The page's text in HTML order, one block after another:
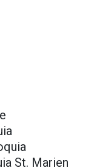
St. Marien